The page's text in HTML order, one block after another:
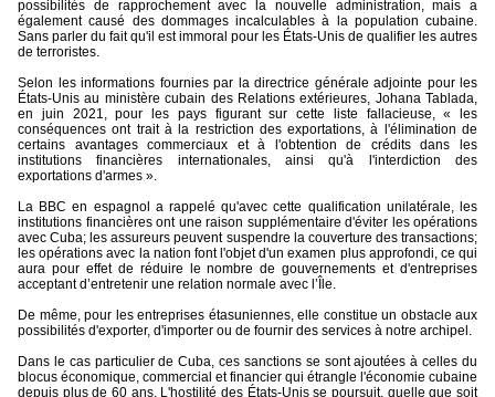
possibilités de rapprochement avec la nouvelle administration, mais a
également causé des dommages incalculables à la population cubaine.
Sans parler du fait qu'il est immoral pour les États-Unis de qualifier les autres
de terroristes.
Selon les informations fournies par la directrice générale adjointe pour les
États-Unis au ministère cubain des Relations extérieures, Johana Tablada,
en juin 2021, pour les pays figurant sur cette liste fallacieuse, « les
conséquences ont trait à la restriction des exportations, à l'élimination de
certains avantages commerciaux et à l'obtention de crédits dans les
institutions financières internationales, ainsi qu'à l'interdiction des
exportations d'armes ».
La BBC en espagnol a rappelé qu'avec cette qualification unilatérale, les
institutions financières ont une raison supplémentaire d'éviter les opérations
avec Cuba; les assureurs peuvent suspendre la couverture des transactions;
les opérations avec la nation font l'objet d'un examen plus approfondi, ce qui
aura pour effet de réduire le nombre de gouvernements et d'entreprises
acceptant d’entretenir une relation normale avec l’Île.
De même, pour les entreprises étasuniennes, elle constitue un obstacle aux
possibilités d'exporter, d'importer ou de fournir des services à notre archipel.
Dans le cas particulier de Cuba, ces sanctions se sont ajoutées à celles du
blocus économique, commercial et financier qui étrangle l'économie cubaine
depuis plus de 60 ans. L'hostilité des États-Unis se poursuit, quelle que soit